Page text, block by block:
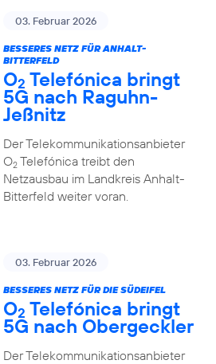
03. Februar 2026
BESSERES NETZ FÜR ANHALT-
BITTERFELD
O2 Telefónica bringt
5G nach Raguhn-
Jeßnitz
Der Telekommunikationsanbieter
O2Telefónica treibt den
Netzausbau im Landkreis Anhalt-
Bitterfeld weiter voran.
03. Februar 2026
BESSERES NETZ FÜR DIE SÜDEIFEL
O2 Telefónica bringt
5G nach Obergeckler
Der Telekommunikationsanbieter